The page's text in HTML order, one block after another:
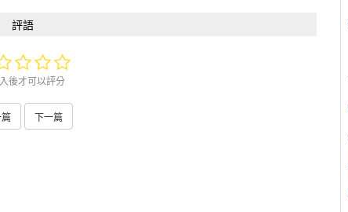
評語
後才可以評分
篇 下一篇